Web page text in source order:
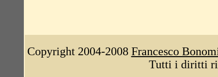
Copyright 2004-2008 Francesco
Tutti i diritti